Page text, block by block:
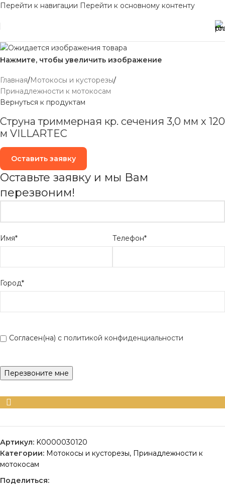
Перейти к навигации Перейти к основному контенту
Нажмите, чтобы увеличить изображение
Главная/Мотокосы и кусторезы/
Принадлежности к мотокосам
Вернуться к продуктам
Cтруна триммерная кр. сечения 3,0 мм х 120
м VILLARTEC
Оставить заявку
Оставьте заявку и мы Вам
перезвоним!
Имя* Телефон*
Город*
Согласен(на) с политикой конфиденциальности
Артикул: K0000030120
Категории: Мотокосы и кусторезы, Принадлежности к
мотокосам
Поделиться: